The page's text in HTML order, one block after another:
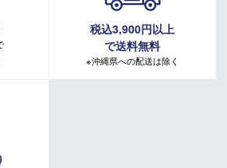
税込3,900円以上
で送料無料
※沖縄県への配送は除く